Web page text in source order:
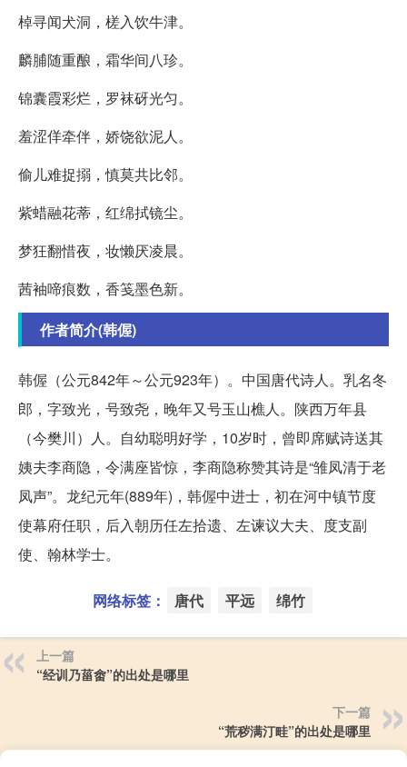
棹寻闻犬洞，槎入饮牛津。
麟脯随重酿，霜华间八珍。
锦囊霞彩烂，罗袜砑光匀。
羞涩佯牵伴，娇饶欲泥人。
偷儿难捉搦，慎莫共比邻。
紫蜡融花蒂，红绵拭镜尘。
梦狂翻惜夜，妆懒厌凌晨。
茜袖啼痕数，香笺墨色新。
作者简介(韩偓)
韩偓（公元842年～公元923年）。中国唐代诗人。乳名冬
郎，字致光，号致尧，晚年又号玉山樵人。陕西万年县
（今樊川）人。自幼聪明好学，10岁时，曾即席赋诗送其
姨夫李商隐，令满座皆惊，李商隐称赞其诗是“雏凤清于老
凤声”。龙纪元年(889年)，韩偓中进士，初在河中镇节度
使幕府任职，后入朝历任左拾遗、左谏议大夫、度支副
使、翰林学士。
网络标签： 唐代 平远 绵竹
上一篇
“经训乃菑畬”的出处是哪里
下一篇
“荒秽满汀畦”的出处是哪里